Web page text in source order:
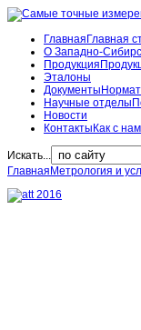
Главная Главная
О Западно-
Продукция
Эталоны
Документы
Научные отделы
Новости
Контакты Как с
Искать...
Главная Метрология и